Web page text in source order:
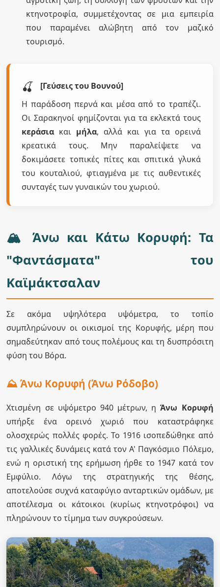
κτηνοτροφία, συμμετέχοντας σε μια εμπειρία
που παραμένει αλώβητη από τον μαζικό
τουρισμό.
🍒
[Γεύσεις του Βουνού]
Η παράδοση περνά και μέσα από το τραπέζι.
Οι Σαρακηνοί φημίζονται για τα εκλεκτά τους
κεράσια και μήλα, αλλά και για τα ορεινά
κρεατικά τους. Μην παραλείψετε να
δοκιμάσετε τοπικές πίτες και σπιτικά γλυκά
του κουταλιού, φτιαγμένα με τις αυθεντικές
συνταγές των γυναικών του χωριού.
🏔️ Άνω και Κάτω Κορυφή: Τα
"Φαντάσματα" του
Καϊμάκτσαλαν
Σε ακόμα υψηλότερα υψόμετρα, το τοπίο
συμπληρώνουν οι οικισμοί της Κορυφής, μέρη που
σημαδεύτηκαν από τους πολέμους και τη δυσπρόσιτη
φύση του Βόρα.
⛰️ Άνω Κορυφή (Άνω Ρόδοβο)
Χτισμένη σε υψόμετρο 940 μέτρων, ηΆνω Κορυφή
υπήρξε ένα ορεινό χωριό που καταστράφηκε
ολοσχερώς πολλές φορές. Το 1916 ισοπεδώθηκε από
τις γαλλικές δυνάμεις κατά τον Α' Παγκόσμιο Πόλεμο,
ενώ η οριστική της ερήμωση ήρθε το 1947 κατά τον
Εμφύλιο. Λόγω της στρατηγικής της θέσης,
αποτελούσε συχνά καταφύγιο ανταρτικών ομάδων, με
αποτέλεσμα οι κάτοικοι (κυρίως κτηνοτρόφοι) να
πληρώνουν το τίμημα των συγκρούσεων.